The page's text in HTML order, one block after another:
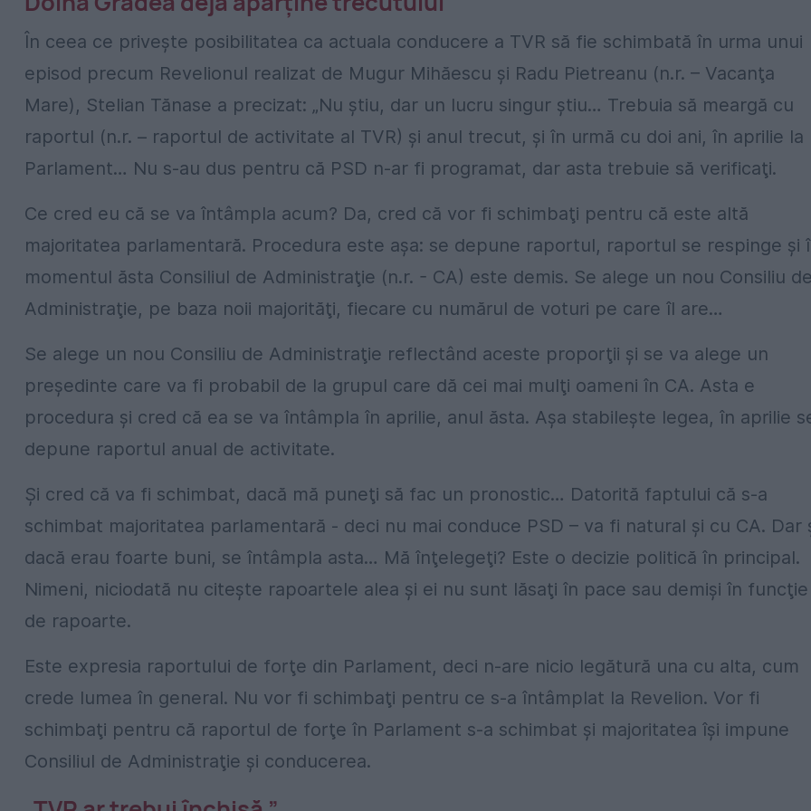
În ceea ce priveşte posibilitatea ca actuala conducere a TVR să fie schimbată în urma unui
episod precum Revelionul realizat de Mugur Mihăescu şi Radu Pietreanu (n.r. – Vacanţa
Mare), Stelian Tănase a precizat: „Nu ştiu, dar un lucru singur ştiu… Trebuia să meargă cu
raportul (n.r. – raportul de activitate al TVR) şi anul trecut, şi în urmă cu doi ani, în aprilie la
Parlament… Nu s-au dus pentru că PSD n-ar fi programat, dar asta trebuie să verificaţi.
Ce cred eu că se va întâmpla acum? Da, cred că vor fi schimbaţi pentru că este altă
majoritatea parlamentară. Procedura este aşa: se depune raportul, raportul se respinge şi
momentul ăsta Consiliul de Administraţie (n.r. - CA) este demis. Se alege un nou Consiliu
Administraţie, pe baza noii majorităţi, fiecare cu numărul de voturi pe care îl are…
Se alege un nou Consiliu de Administraţie reflectând aceste proporţii şi se va alege un
preşedinte care va fi probabil de la grupul care dă cei mai mulţi oameni în CA. Asta e
procedura şi cred că ea se va întâmpla în aprilie, anul ăsta. Aşa stabileşte legea, în aprilie
depune raportul anual de activitate.
Şi cred că va fi schimbat, dacă mă puneţi să fac un pronostic… Datorită faptului că s-a
schimbat majoritatea parlamentară - deci nu mai conduce PSD – va fi natural şi cu CA. Dar
dacă erau foarte buni, se întâmpla asta… Mă înţelegeţi? Este o decizie politică în principal.
Nimeni, niciodată nu citeşte rapoartele alea şi ei nu sunt lăsaţi în pace sau demişi în funcţie
de rapoarte.
Este expresia raportului de forţe din Parlament, deci n-are nicio legătură una cu alta, cum
crede lumea în general. Nu vor fi schimbaţi pentru ce s-a întâmplat la Revelion. Vor fi
schimbaţi pentru că raportul de forţe în Parlament s-a schimbat şi majoritatea îşi impune
Consiliul de Administraţie şi conducerea.